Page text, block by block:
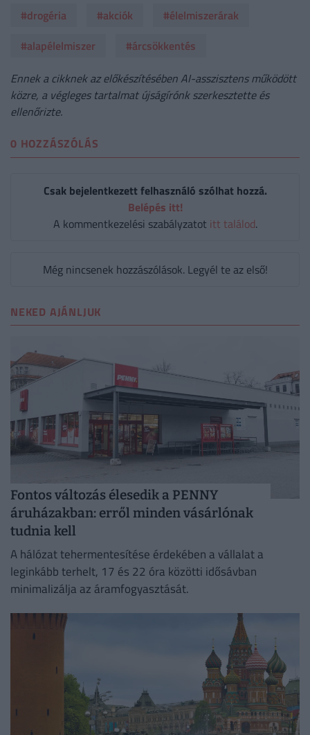
#drogéria
#akciók
#élelmiszerárak
#alapélelmiszer
#árcsökkentés
Ennek a cikknek az előkészítésében AI-asszisztens működött
közre, a végleges tartalmat újságírónk szerkesztette és
ellenőrizte.
0 HOZZÁSZÓLÁS
Csak bejelentkezett felhasználó szólhat hozzá.
Belépés itt!
A kommentkezelési szabályzatot itt találod.
Még nincsenek hozzászólások. Legyél te az első!
NEKED AJÁNLJUK
Fontos változás élesedik a PENNY
áruházakban: erről minden vásárlónak
tudnia kell
A hálózat tehermentesítése érdekében a vállalat a
leginkább terhelt, 17 és 22 óra közötti idősávban
minimalizálja az áramfogyasztását.